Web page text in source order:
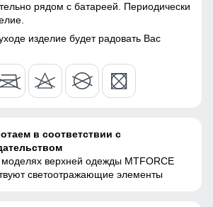
как правильно снять
мерки
идеального размера одежды,
Вам измерить следующие
помощи сантиметровой ленты.
края куртки.
груди
с передней стороны
вокруг самой широкой части
нет
стойка
молния, кнопки, липучки
синий, темно-серый,
темно-синий, коричневый,
серый, голубой, светло-
серый
рядом с батареей. Периодически
изделие будет радовать Вас
в соответствии с
моделях верхней одежды MTFORCE
светоотражающие элементы